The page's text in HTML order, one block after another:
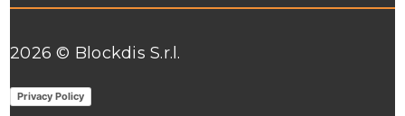
2026 © Blockdis S.r.l.
Privacy Policy